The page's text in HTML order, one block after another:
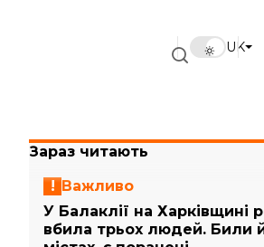
UK
Зараз читають
Важливо
У Балаклії на Харківщині
вбила трьох людей. Били